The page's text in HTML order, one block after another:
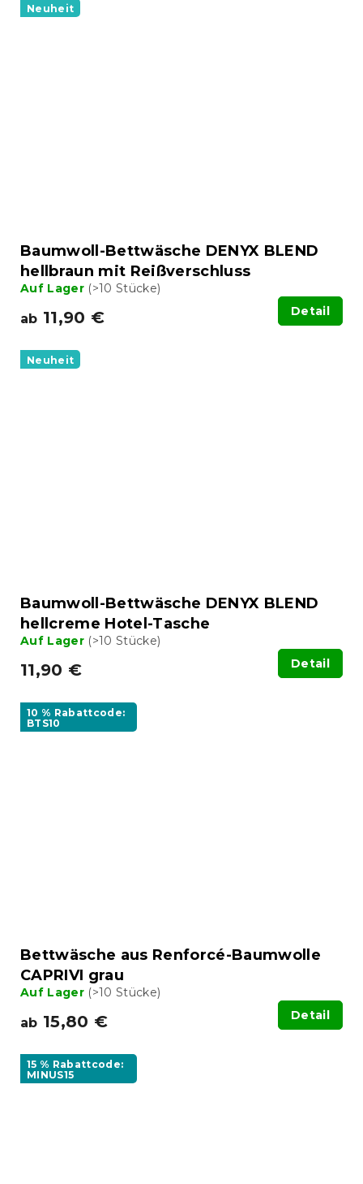
Neuheit
Baumwoll-Bettwäsche DENYX BLEND
hellbraun mit Reißverschluss
Auf Lager (>10 Stücke)
ab 11,90 € Detail
Neuheit
Baumwoll-Bettwäsche DENYX BLEND
hellcreme Hotel-Tasche
Auf Lager (>10 Stücke)
11,90 € Detail
10 % Rabattcode:
BTS10
Bettwäsche aus Renforcé-Baumwolle
CAPRIVI grau
Auf Lager (>10 Stücke)
ab 15,80 € Detail
15 % Rabattcode:
MINUS15